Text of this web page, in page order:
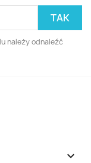
należy odnaleźć
